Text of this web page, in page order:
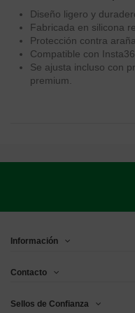
Diseño ligero y
Fabricada en silicona
Protección contra
Compatible con
Se ajusta incluso con
premium.
Información
Contacto
Sellos de Confianza